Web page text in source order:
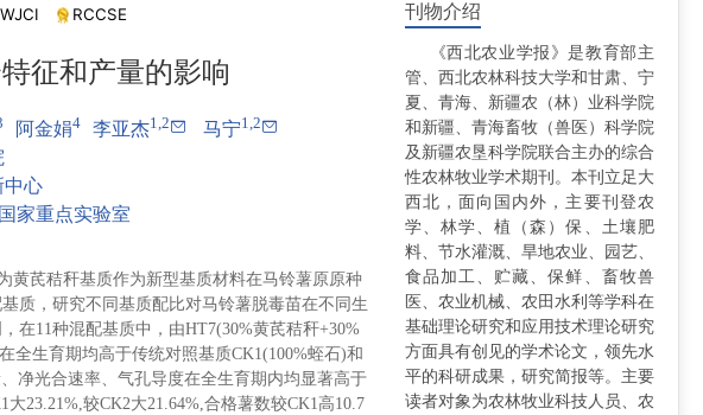
WJCI RCCSE
征和产量的影响
阿金娟4 李亚杰1,2 马宁1,2
中心
家重点实验室
黄芪秸秆基质作为新型基质材料在马铃薯原原种
质，研究不同基质配比对马铃薯脱毒苗在不同生
在11种混配基质中，由HT7(30%黄芪秸秆+30%
全生育期均高于传统对照基质CK1(100%蛭石)和
净光合速率、气孔导度在全生育期内均显著高于
23.21%,较CK2大21.64%,合格薯数较CK1高10.7
刊物介绍
《西北农业学报》是教育部主
管、西北农林科技大学和甘肃、宁
夏、青海、新疆农（林）业科学院
和新疆、青海畜牧（兽医）科学院
及新疆农垦科学院联合主办的综合
性农林牧业学术期刊。本刊立足大
西北，面向国内外，主要刊登农
学、林学、植（森）保、土壤肥
料、节水灌溉、旱地农业、园艺、
食品加工、贮藏、保鲜、畜牧兽
医、农业机械、农田水利等学科在
基础理论研究和应用技术理论研究
方面具有创见的学术论文，领先水
平的科研成果，研究简报等。主要
读者对象为农林牧业科技人员、农